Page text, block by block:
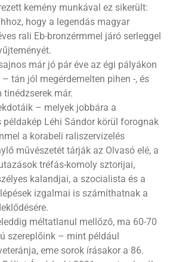
kemény munkával ez sikerült:
hogy a legendás magyar
rali Eb-bronzérmmel járó serleggel
már jó pár éve az égi pályákon
tán jól megérdemelten pihen -, és
tinédzserek már.
– melyek jobbára a
példakép Léhi Sándor körül forognak
a korabeli raliszervizelés
művészetét tárják az Olvasó elé, a
tréfás-komoly sztorijai,
kalandjai, a szocialista és a
izgalmai is számíthatnak a
méltatlanul mellőző, ma 60-70
szereplőink – mint például
eme sorok írásakor a 86.